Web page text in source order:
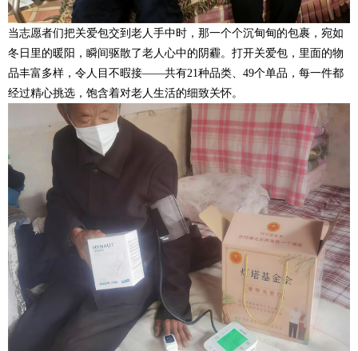
当志愿者们把关爱包交到老人手中时，那一个个沉甸甸的包裹，宛如
冬日里的暖阳，瞬间驱散了老人心中的阴霾。打开关爱包，里面的物
品丰富多样，令人目不暇接——共有21种品类、49个单品，每一件都
经过精心挑选，饱含着对老人生活的细致关怀。